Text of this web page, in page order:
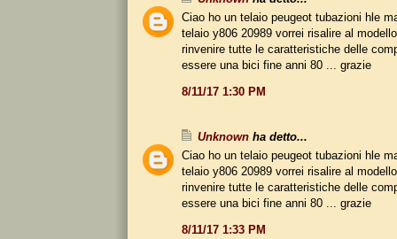
Ciao ho un telaio peugeot tubazioni hle
telaio y806 20989 vorrei risalire al
rinvenire tutte le caratteristiche delle
essere una bici fine anni 80 ... grazie
8/11/17 1:30 PM
Unknown ha detto...
Ciao ho un telaio peugeot tubazioni hle
telaio y806 20989 vorrei risalire al
rinvenire tutte le caratteristiche delle
essere una bici fine anni 80 ... grazie
8/11/17 1:33 PM